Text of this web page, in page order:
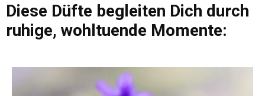
Diese Düfte begleiten Dich durch
ruhige, wohltuende Momente: